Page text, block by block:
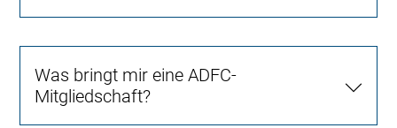
Was bringt mir eine ADFC-
Mitgliedschaft?